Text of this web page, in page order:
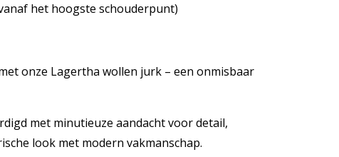
het hoogste schouderpunt)
onze Lagertha wollen jurk – een onmisbaar
met minutieuze aandacht voor detail,
look met modern vakmanschap.